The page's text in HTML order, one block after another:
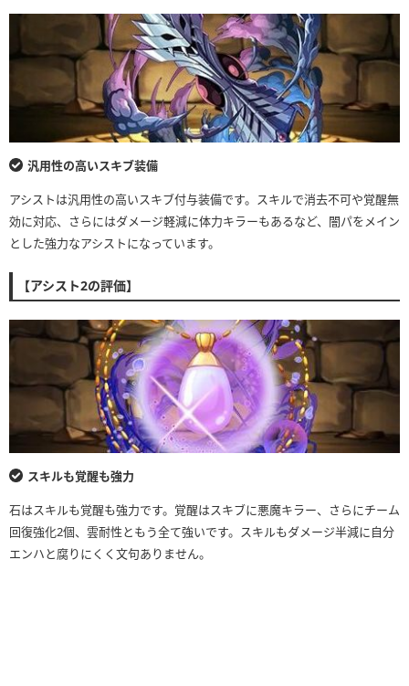
汎用性の高いスキブ装備
アシストは汎用性の高いスキブ付与装備です。スキルで消去不可や覚醒無
効に対応、さらにはダメージ軽減に体力キラーもあるなど、闇パをメイン
とした強力なアシストになっています。
【アシスト2の評価】
スキルも覚醒も強力
石はスキルも覚醒も強力です。覚醒はスキブに悪魔キラー、さらにチーム
回復強化2個、雲耐性ともう全て強いです。スキルもダメージ半減に自分
エンハと腐りにくく文句ありません。